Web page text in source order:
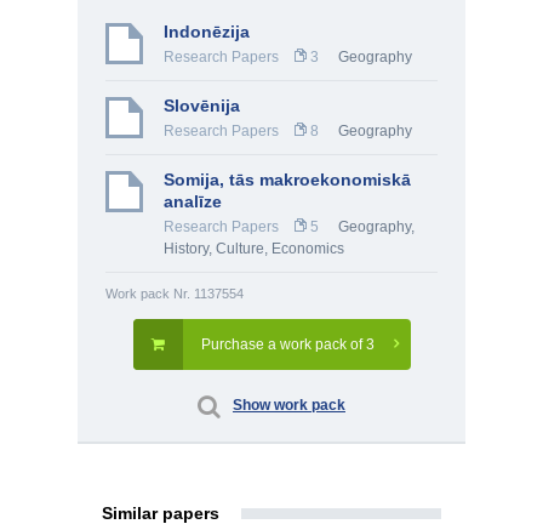
Indonēzija
Research Papers 3 Geography
Slovēnija
Research Papers 8 Geography
Somija, tās makroekonomiskā
analīze
Research Papers 5 Geography,
History, Culture, Economics
Work pack Nr. 1137554
Purchase a work pack of 3
Show work pack
Similar papers